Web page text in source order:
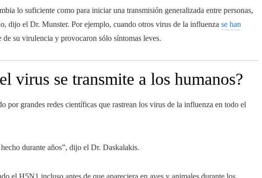
lo suficiente como para iniciar una transmisión generalizada entre personas,
dijo el Dr. Munster. Por ejemplo, cuando otros virus de la influenza se han
de su virulencia y provocaron sólo síntomas leves.
virus se transmite a los humanos?
por grandes redes científicas que rastrean los virus de la influenza en todo el
durante años”, dijo el Dr. Daskalakis.
el H5N1 incluso antes de que apareciera en aves y animales durante los